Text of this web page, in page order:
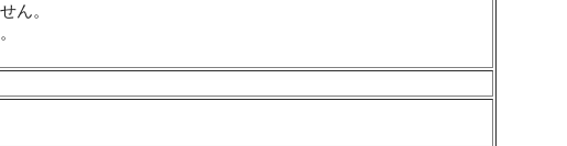
ん。